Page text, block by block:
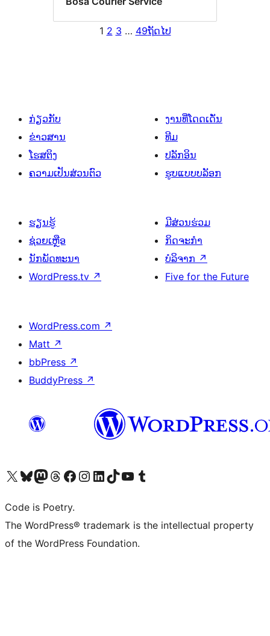
1 2 3 … 49ຖັດໄປ
ກ່ຽວກັບ
ຂ່າວສານ
ໂຮສຕິງ
ຄວາມເປັນສ່ວນຕົວ
ງານທີ່ໂດດເດັ່ນ
ທີມ
ປລັກອິນ
ຮູບແບບບລັອກ
ຮຽນຮູ້
ຊ່ວຍເຫຼືອ
ນັກພັດທະນາ
WordPress.tv ↗
ມີສ່ວນຮ່ວມ
ກິດຈະກຳ
ບໍລິຈາກ ↗
Five for the Future
WordPress.com ↗
Matt ↗
bbPress ↗
BuddyPress ↗
ຢ້ຽມຊົມບັນຊີ X (ຊື່ເກົ່າ Twitter) ຂອງພວກເຮົາຢ້ຽມຊົມບັນຊີ Bluesky ຂອງພວກເຮົາຢ້ຽມຊົມບັນຊີ Mastodon ຂອງພວກເຮົາຢ້ຽມຊົມບັນຊີ Threads ຂອງພວກເຮົາຢ້ຽມຊົມໜ້າ Facebook ຂອງພວກເຮົາຢ້ຽມຊົມບັນຊີ Instagram ຂອງພວກເຮົາຢ້ຽມຊົມບັນຊີ LinkedIn ຂອງພວກເຮົາຢ້ຽມຊົມບັນຊີ TikTok ຂອງພວກເຮົາຢ້ຽມຊົມຊ່ອງ YouTube ຂອງພວກເຮົາຢ້ຽມຊົມບັນຊີ Tumblr ຂອງພວກເຮົາ
Code is Poetry.
The WordPress® trademark is the intellectual property
of the WordPress Foundation.